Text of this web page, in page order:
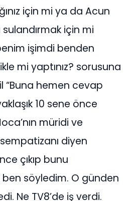
için mi ya da Acun
sulandırmak için mi
işimdi benden
mi yaptınız? sorusuna
“Buna hemen cevap
10 sene önce
müridi ve
diyen
çıkıp bunu
söyledim. O günden
Ne TV8’de iş verdi.